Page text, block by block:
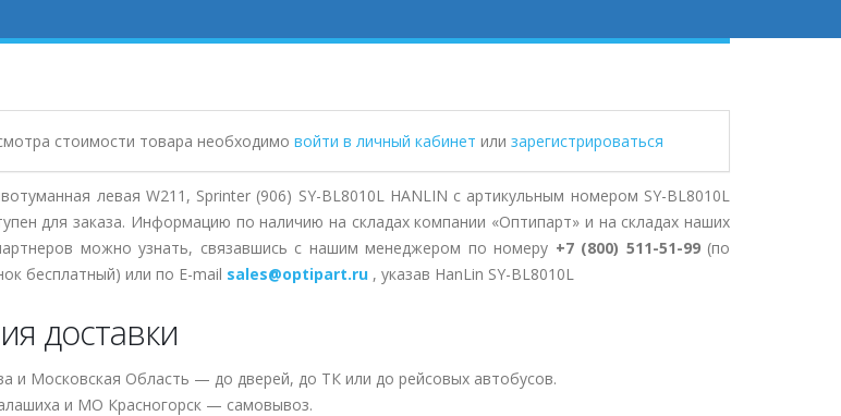
стоимости товара необходимо войти в личный кабинет или зарегистрироваться
левая W211, Sprinter (906) SY-BL8010L HANLIN с артикульным номером SY-BL8010L
для заказа. Информацию по наличию на складах компании «Оптипарт» и на складах наших
можно узнать, связавшись с нашим менеджером по номеру +7 (800) 511-51-99(по
бесплатный) или по E-mail sales@optipart.ru , указав HanLin SY-BL8010L
доставки
и Московская Область — до дверей, до ТК или до рейсовых автобусов.
и МО Красногорск — самовывоз.